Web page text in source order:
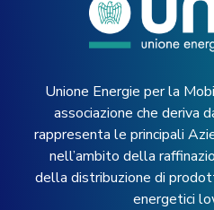
Unione Energie per la
associazione che deriva
rappresenta le principali
nell’ambito della
della distribuzione di
energetici